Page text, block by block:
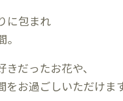
に包まれ
だったお花や、
お過ごしいただけます